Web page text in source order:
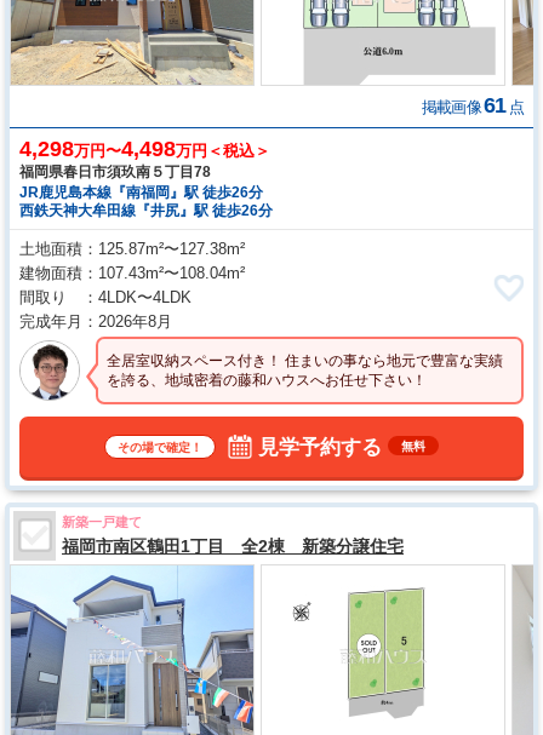
掲載画像61 点
4,298万円〜4,498万円＜税込＞
福岡県春日市須玖南５丁目78
JR鹿児島本線『南福岡』駅 徒歩26分
西鉄天神大牟田線『井尻』駅 徒歩26分
土地面積
125.87m²〜127.38m²
建物面積
107.43m²〜108.04m²
間取り
4LDK〜4LDK
完成年月
2026年8月
全居室収納スペース付き！ 住まいの事なら地元で豊富な実績
を誇る、地域密着の藤和ハウスへお任せ下さい！
その場で確定！ 見学予約する 無料
新築一戸建て
福岡市南区鶴田1丁目 全2棟 新築分譲住宅